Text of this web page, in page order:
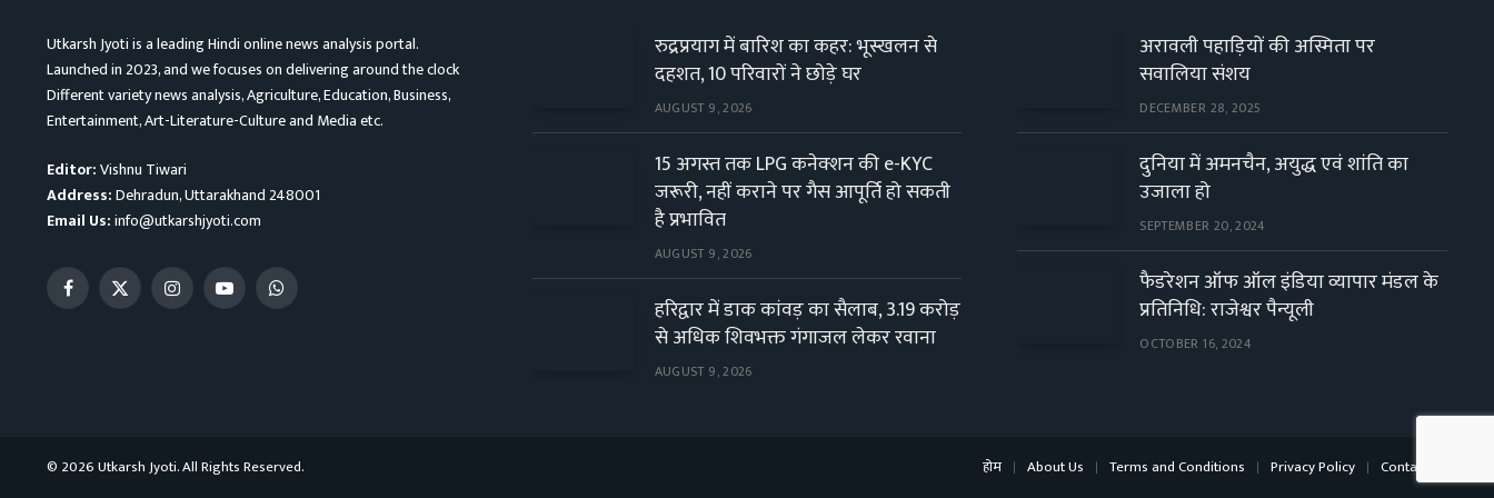
Utkarsh Jyoti is a leading Hindi online news analysis portal.
Launched in 2023, and we focuses on delivering around the clock
Different variety news analysis, Agriculture, Education, Business,
Entertainment, Art-Literature-Culture and Media etc.
Editor:Vishnu Tiwari
Address:Dehradun, Uttarakhand 248001
Email Us:info@utkarshjyoti.com
Facebook
X
InstagramYouTubeWhatsApp
रुद्रप्रयाग में बारिश का कहर: भूस्खलन से
दहशत, 10 परिवारों ने छोड़े घर
AUGUST 9, 2026
15 अगस्त तक LPG कनेक्शन की e-KYC
जरूरी, नहीं कराने पर गैस आपूर्ति हो सकती
है प्रभावित
AUGUST 9, 2026
हरिद्वार में डाक कांवड़ का सैलाब, 3.19 करोड़
से अधिक शिवभक्त गंगाजल लेकर रवाना
AUGUST 9, 2026
अरावली पहाड़ियों की अस्मिता पर
सवालिया संशय
DECEMBER 28, 2025
दुनिया में अमनचैन, अयुद्ध एवं शांति का
उजाला हो
SEPTEMBER 20, 2024
फैडरेशन ऑफ ऑल इंडिया व्यापार मंडल के
प्रतिनिधि: राजेश्वर पैन्यूली
OCTOBER 16, 2024
© 2026 Utkarsh Jyoti. All Rights Reserved. होम About Us Terms and Conditions Privacy Policy Contact Us